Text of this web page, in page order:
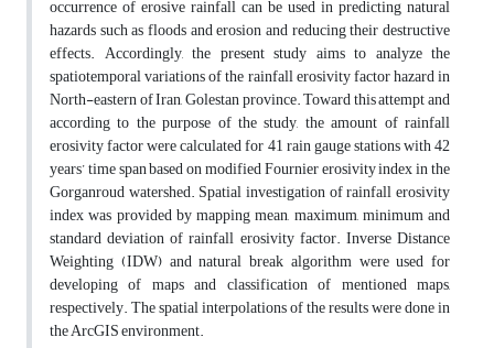
occurrence of erosive rainfall can be used in predicting natural
hazards such as floods and erosion and reducing their destructive
effects. Accordingly, the present study aims to analyze the
spatiotemporal variations of the rainfall erosivity factor hazard in
North-eastern of Iran, Golestan province. Toward this attempt and
according to the purpose of the study, the amount of rainfall
erosivity factor were calculated for 41 rain gauge stations with 42
years’ time span based on modified Fournier erosivity index in the
Gorganroud watershed. Spatial investigation of rainfall erosivity
index was provided by mapping mean, maximum, minimum and
standard deviation of rainfall erosivity factor. Inverse Distance
Weighting (IDW) and natural break algorithm were used for
developing of maps and classification of mentioned maps,
respectively. The spatial interpolations of the results were done in
the ArcGIS environment.